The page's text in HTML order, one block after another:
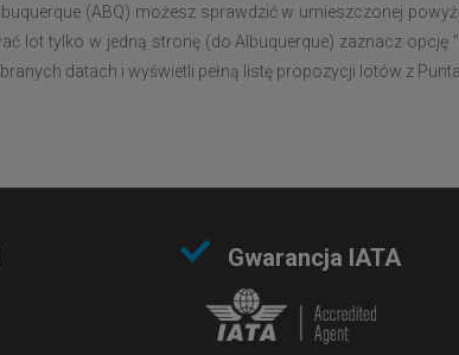
(ABQ) możesz sprawdzić w umieszczonej
lot tylko w jedną stronę (do Albuquerque) zaznacz
datach i wyświetli pełną listę propozycji lotów z
Gwarancja IATA